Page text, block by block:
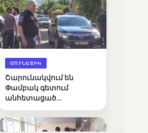
ՄՈՒՆԵՏԻԿ
Շարունակվում են
Փամբակ գետում
անհետացած
որոնողական
աշխատանքները